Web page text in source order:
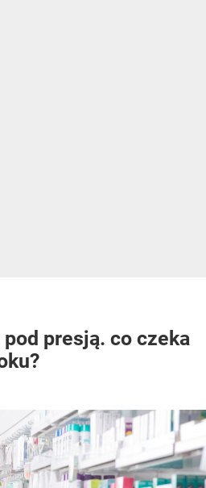
presją. co czeka